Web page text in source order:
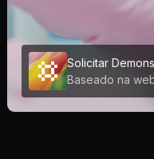
Solicitar
Baseado na